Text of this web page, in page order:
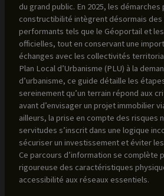
du grand public. En 2025, les
constructibilité intègrent désormais des
performants tels que le Géoportail et
officielles, tout en conservant une
échanges avec les collectivités
Plan Local d’Urbanisme (PLU) à la
d’urbanisme, ce guide détaille les
sereinement qu’un terrain répond aux
avant d’envisager un projet immobilier
ailleurs, la prise en compte des risques
servitudes s’inscrit dans une logique
sécuriser un investissement et éviter
Ce parcours d’information se complète
rigoureuse des caractéristiques
accessibilité aux réseaux essentiels.